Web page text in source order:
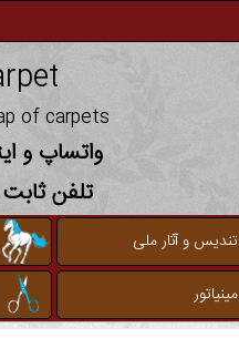
of carpets
واتساپ و ایتا
تلفن ثابت 52231255 - 041
تندیس و آثار ملی
مینیاتور